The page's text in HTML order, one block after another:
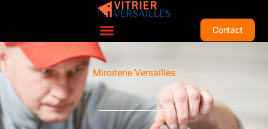
Contact
Miroiterie Versailles